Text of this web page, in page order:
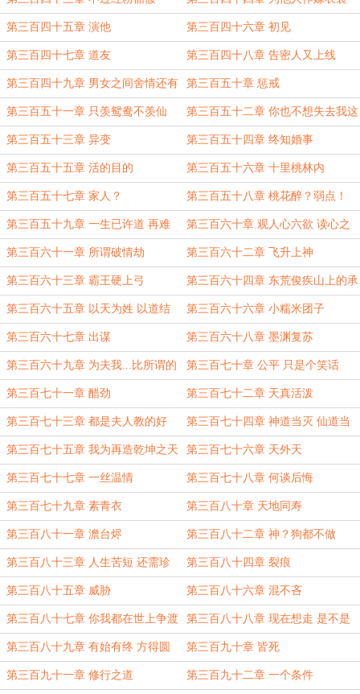
第三百四十五章 演他 第三百四十六章 初见
第三百四十七章 道友 第三百四十八章 告密人又上线
第三百四十九章 男女之间舍情还有
义
第三百五十章 惩戒
第三百五十一章 只羡鸳鸯不羡仙 第三百五十二章 你也不想失去我这
个道友吧
第三百五十三章 异变 第三百五十四章 终知婚事
第三百五十五章 活的目的 第三百五十六章 十里桃林内
第三百五十七章 家人？ 第三百五十八章 桃花醉？弱点！
第三百五十九章 一生已许道 再难
许卿
第三百六十章 观人心六欲 读心之
能
第三百六十一章 所谓破情劫 第三百六十二章 飞升上神
第三百六十三章 霸王硬上弓 第三百六十四章 东荒俊疾山上的承
诺
第三百六十五章 以天为姓 以道结
缘
第三百六十六章 小糯米团子
第三百六十七章 出谋 第三百六十八章 墨渊复苏
第三百六十九章 为夫我...比所谓的
灭世魔神 还要可怕千倍 万倍
第三百七十章 公平 只是个笑话
第三百七十一章 醋劲 第三百七十二章 天真活泼
第三百七十三章 都是夫人教的好 第三百七十四章 神道当灭 仙道当
兴
第三百七十五章 我为再造乾坤之天
帝
第三百七十六章 天外天
第三百七十七章 一丝温情 第三百七十八章 何谈后悔
第三百七十九章 素青衣 第三百八十章 天地同寿
第三百八十一章 澹台烬 第三百八十二章 神？狗都不做
第三百八十三章 人生苦短 还需珍
重
第三百八十四章 裂痕
第三百八十五章 威胁 第三百八十六章 混不吝
第三百八十七章 你我都在世上争渡 第三百八十八章 现在想走 是不是
已经晚了
第三百八十九章 有始有终 方得圆
满
第三百九十章 皆死
第三百九十一章 修行之道 第三百九十二章 一个条件